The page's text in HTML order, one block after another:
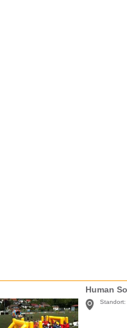
Standort: